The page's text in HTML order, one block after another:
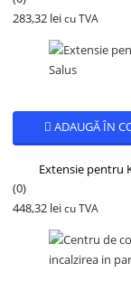
283,32 lei cu TVA
ADAUGĂ ÎN
Extensie pentru
(0)
448,32 lei cu TVA